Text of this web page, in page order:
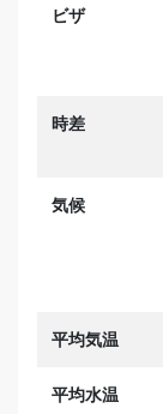
ビザ
時差
気候
平均気温
平均水温